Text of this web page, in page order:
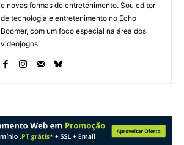
e novas formas de entretenimento. Sou editor
de tecnologia e entretenimento no Echo
Boomer, com um foco especial na área dos
videojogos.